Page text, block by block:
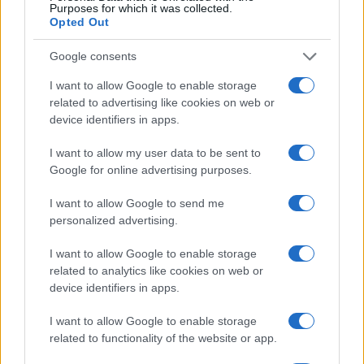
Purposes for which it was collected.
Opted Out
Google consents
I want to allow Google to enable storage
related to advertising like cookies on web or
device identifiers in apps.
I want to allow my user data to be sent to
Google for online advertising purposes.
I want to allow Google to send me
personalized advertising.
I want to allow Google to enable storage
related to analytics like cookies on web or
device identifiers in apps.
I want to allow Google to enable storage
related to functionality of the website or app.
Jubileumi programokat kínál az új évadban
a 150 éves Zeneakadémia
A hangversenyek mellett tablókiállítás, városi séták és
INSTRUMENT
POPKULT